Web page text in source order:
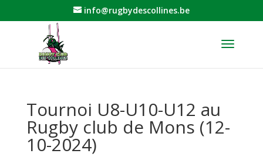
info@rugbydescollines.be
Tournoi U8-U10-U12 au
Rugby club de Mons (12-
10-2024)